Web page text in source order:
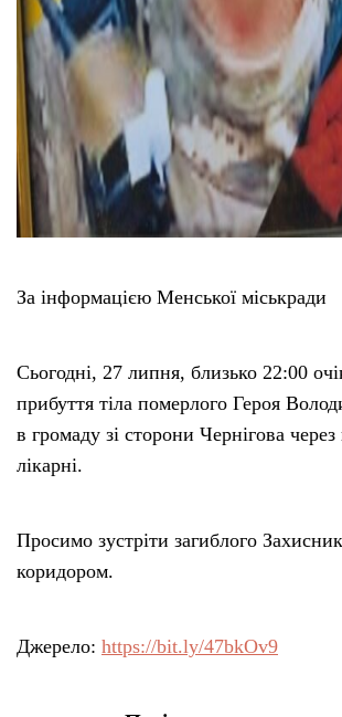
За інформацією Менської міськради
Сьогодні, 27 липня, близько 22:00
прибуття тіла померлого Героя
в громаду зі сторони Чернігова
лікарні.
Просимо зустріти загиблого
коридором.
Джерело: https://bit.ly/47bkOv9